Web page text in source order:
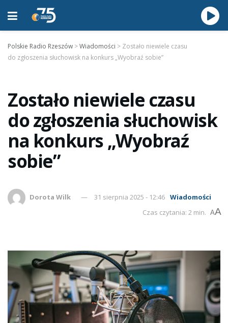
Polskie Radio Rzeszów >Wiadomości > Zostało niewiele czasu
do zgłoszenia słuchowisk na konkurs „Wyobraź sobie”
Zostało niewiele czasu
do zgłoszenia słuchowisk
na konkurs „Wyobraź
sobie”
Dorota Wilk 31 sierpnia 2025 - 12:46 Wiadomości
Czas czytania: 2 min. AA